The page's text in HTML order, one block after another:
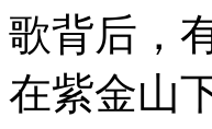
韩国民众指责政府“
歌背后，
在紫金山